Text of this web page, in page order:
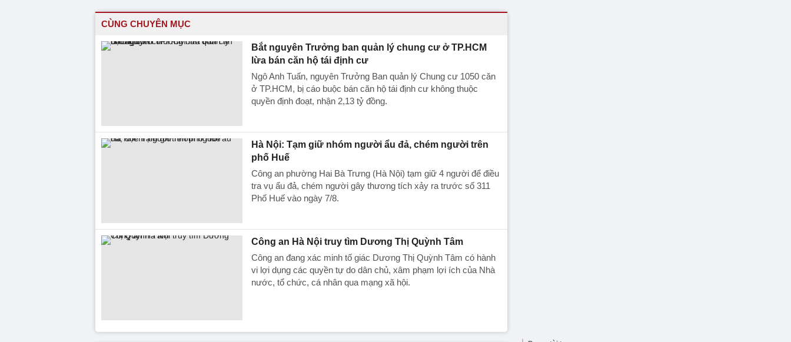
CÙNG CHUYÊN MỤC
Bắt nguyên Trưởng ban quản lý chung cư ở TP.HCM
lừa bán căn hộ tái định cư
Ngô Anh Tuấn, nguyên Trưởng Ban quản lý Chung cư 1050 căn
ở TP.HCM, bị cáo buộc bán căn hộ tái định cư không thuộc
quyền định đoạt, nhận 2,13 tỷ đồng.
Hà Nội: Tạm giữ nhóm người ẩu đả, chém người trên
phố Huế
Công an phường Hai Bà Trưng (Hà Nội) tạm giữ 4 người để điều
tra vụ ẩu đả, chém người gây thương tích xảy ra trước số 311
Phố Huế vào ngày 7/8.
Công an Hà Nội truy tìm Dương Thị Quỳnh Tâm
Công an đang xác minh tố giác Dương Thị Quỳnh Tâm có hành
vi lợi dụng các quyền tự do dân chủ, xâm phạm lợi ích của Nhà
nước, tổ chức, cá nhân qua mạng xã hội.